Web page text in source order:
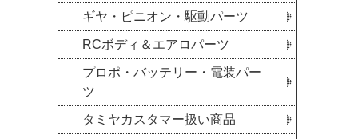
ギヤ・ピニオン・駆動パーツ
RCボディ＆エアロパーツ
プロポ・バッテリー・電装パー
ツ
タミヤカスタマー扱い商品